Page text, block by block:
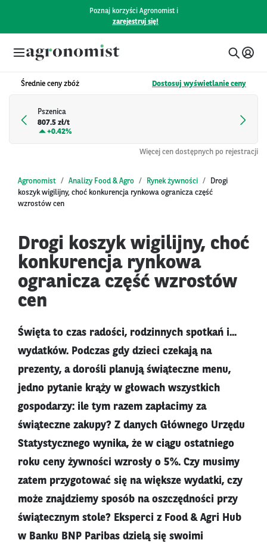
Poznaj korzyści Agronomist i
zarejestruj się!
Średnie ceny zbóż Dostosuj wyświetlanie ceny
Pszenica
807.5 zł/t
+0.42%
Więcej cen dostępnych po rejestracji
Agronomist Analizy Food & Agro Rynek żywności
Drogi
koszyk wigilijny, choć konkurencja rynkowa ogranicza część
wzrostów cen
Drogi koszyk wigilijny, choć
konkurencja rynkowa
ogranicza część wzrostów
cen
Święta to czas radości, rodzinnych spotkań i...
wydatków. Podczas gdy dzieci czekają na
prezenty, a dorośli planują świąteczne menu,
jedno pytanie krąży w głowach wszystkich
gospodarzy: ile tym razem zapłacimy za
świąteczne zakupy? Z danych Głównego Urzędu
Statystycznego wynika, że w ciągu ostatniego
roku ceny żywności wzrosły o 5%. Czy musimy
zatem przygotować się na większe wydatki, czy
może znajdziemy sposób na oszczędności przy
świątecznym stole? Eksperci z Food & Agri Hub
w Banku BNP Paribas dzielą się swoimi